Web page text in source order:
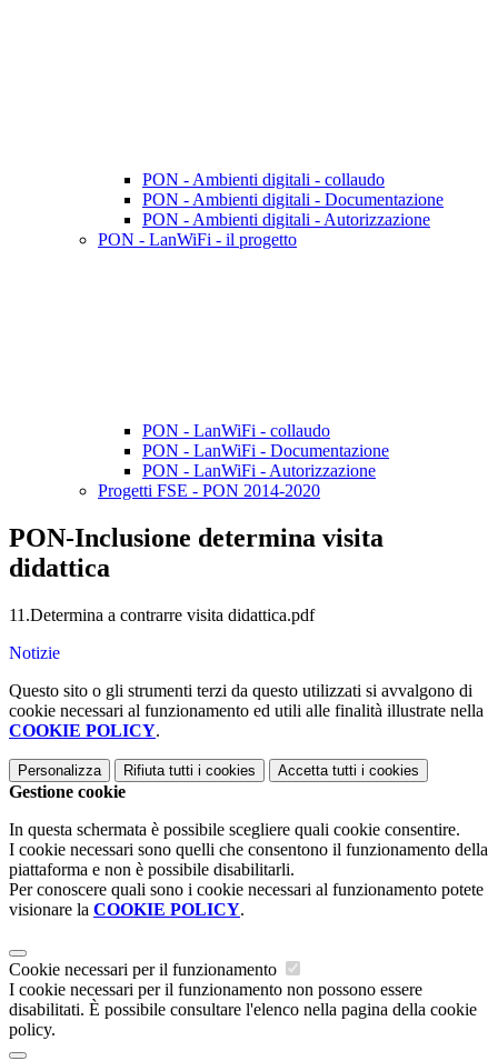
PON - Ambienti digitali - collaudo
PON - Ambienti digitali - Documentazione
PON - Ambienti digitali - Autorizzazione
PON - LanWiFi - il progetto
PON - LanWiFi - collaudo
PON - LanWiFi - Documentazione
PON - LanWiFi - Autorizzazione
Progetti FSE - PON 2014-2020
PON-Inclusione determina visita
didattica
11.Determina a contrarre visita didattica.pdf
Notizie
Questo sito o gli strumenti terzi da questo utilizzati si avvalgono di
cookie necessari al funzionamento ed utili alle finalità illustrate nella
COOKIE POLICY.
Personalizza Rifiuta tutti i cookies Accetta tutti i cookies
Gestione cookie
In questa schermata è possibile scegliere quali cookie consentire.
I cookie necessari sono quelli che consentono il funzionamento della
piattaforma e non è possibile disabilitarli.
Per conoscere quali sono i cookie necessari al funzionamento potete
visionare la COOKIE POLICY.
Cookie necessari per il funzionamento
I cookie necessari per il funzionamento non possono essere
disabilitati. È possibile consultare l'elenco nella pagina della cookie
policy.